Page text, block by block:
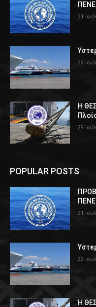
31
29
Η
29
POPULAR POSTS
31
29
Η